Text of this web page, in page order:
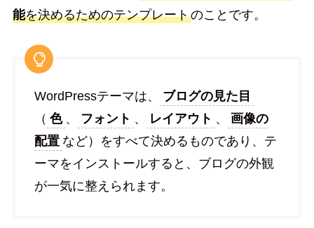
能を決めるためのテンプレートのことです。
WordPressテーマは、
ブログの見た目
（ 色 、 フォント 、 レイアウト 、
画像の
配置 など）をすべて決めるものであり、テ
ーマをインストールすると、ブログの外観
が一気に整えられます。